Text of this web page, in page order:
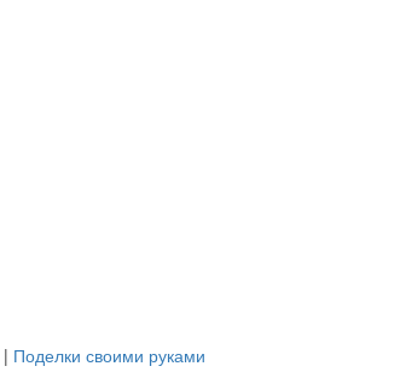
| Поделки своими руками